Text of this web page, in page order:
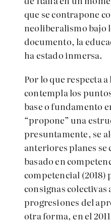
que se contrapone
neoliberalismo bajo
documento, la
ha estado inmersa.
Por lo que respecta
contempla los
base o fundamento
“propone” una
presuntamente, se
anteriores planes
basado en
competencial (2018)
consignas colectivas
progresiones del
otra forma, en el